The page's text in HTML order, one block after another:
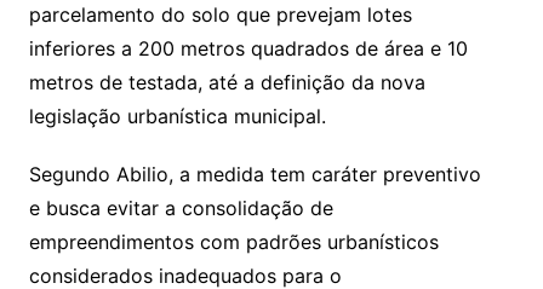
parcelamento do solo que prevejam lotes
inferiores a 200 metros quadrados de área e 10
metros de testada, até a definição da nova
legislação urbanística municipal.
Segundo Abilio, a medida tem caráter preventivo
e busca evitar a consolidação de
empreendimentos com padrões urbanísticos
considerados inadequados para o